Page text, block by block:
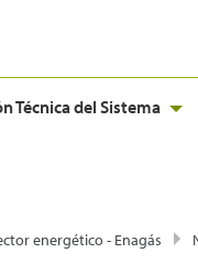
Técnica del Sistema
energético - Enagás